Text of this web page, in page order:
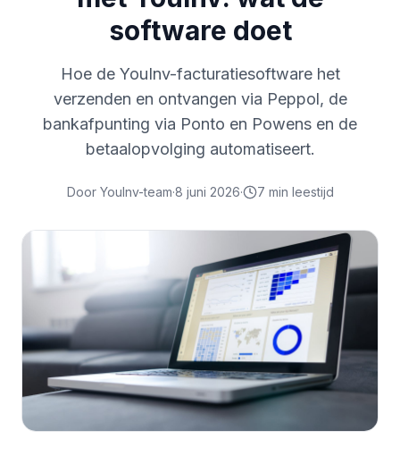
software doet
Hoe de YouInv-facturatiesoftware het
verzenden en ontvangen via Peppol, de
bankafpunting via Ponto en Powens en de
betaalopvolging automatiseert.
Door YouInv-team·8 juni 2026· 7 min leestijd